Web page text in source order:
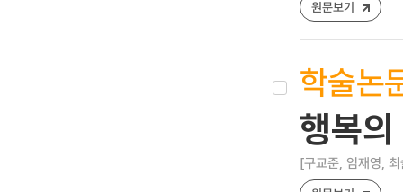
원문보기
학술논
행복
[구교준, 임재영,